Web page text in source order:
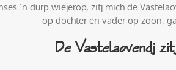
’n durp wiejerop, zitj mich de
op dochter en vader op zoon,
De Vastelaovendj